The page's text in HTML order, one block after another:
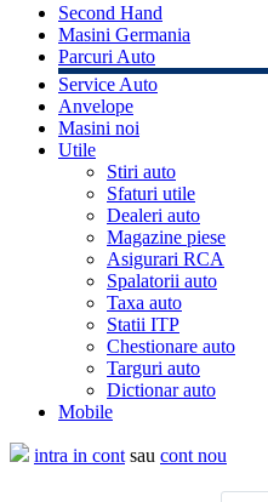
Second Hand
Masini Germania
Parcuri Auto
Service Auto
Anvelope
Masini noi
Utile
Stiri auto
Sfaturi utile
Dealeri auto
Magazine piese
Asigurari RCA
Spalatorii auto
Taxa auto
Statii ITP
Chestionare auto
Targuri auto
Dictionar auto
Mobile
intra in cont sau cont nou